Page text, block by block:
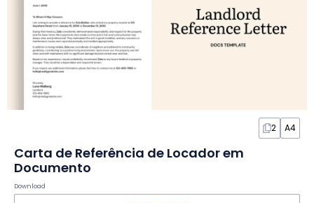
2 A4
Carta de Referência de Locador em
Documento
Download